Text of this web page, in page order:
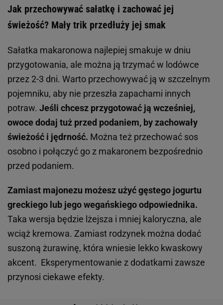
Jak przechowywać sałatkę i zachować jej
świeżość? Mały trik przedłuży jej smak
Sałatka makaronowa najlepiej smakuje w dniu
przygotowania, ale można ją trzymać w lodówce
przez 2-3 dni. Warto przechowywać ją w szczelnym
pojemniku, aby nie przeszła zapachami innych
potraw. Jeśli chcesz przygotować ją wcześniej,
owoce dodaj tuż przed podaniem, by zachowały
świeżość i jędrność. Można też przechować sos
osobno i połączyć go z makaronem bezpośrednio
przed podaniem.
Zamiast majonezu możesz użyć gęstego jogurtu
greckiego lub jego wegańskiego odpowiednika.
Taka wersja będzie lżejsza i mniej kaloryczna, ale
wciąż kremowa. Zamiast rodzynek można dodać
suszoną żurawinę, która wniesie lekko kwaskowy
akcent. Eksperymentowanie z dodatkami zawsze
przynosi ciekawe efekty.